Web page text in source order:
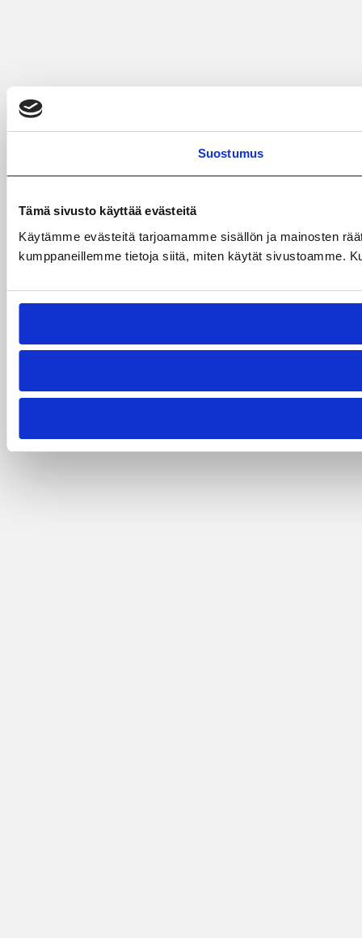
Suostumus
Tämä sivusto käyttää evästeitä
Käytämme evästeitä tarjoamamme sisällön ja mainosten
kumppaneillemme tietoja siitä, miten käytät sivustoamme.